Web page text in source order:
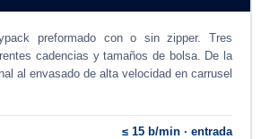
preformado con o sin zipper. Tres
cadencias y tamaños de bolsa. De la
al envasado de alta velocidad en carrusel
≤ 15 b/min · entrada